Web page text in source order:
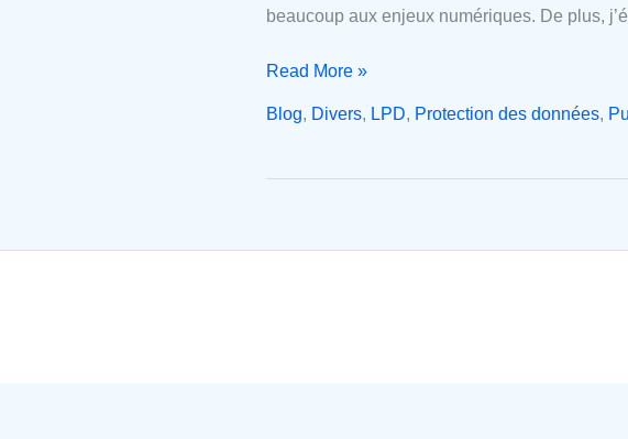
beaucoup aux enjeux numériques. De plus,
la
Read More »
Blog, Divers, LPD, Protection des données,